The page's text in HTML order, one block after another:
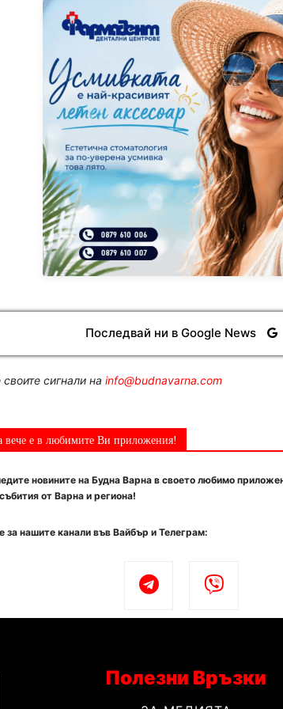
Последвай ни в Google News
сигнали на info@budnavarna.com
вече е в любимите Ви приложения!
новините на Будна Варна в своето любимо
от Варна и региона!
за нашите канали във Вайбър и Телеграм:
Полезни Връзки